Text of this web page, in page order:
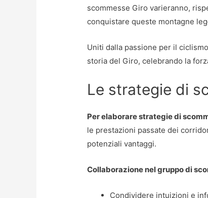
scommesse Giro varieranno,
conquistare queste montagne
Uniti dalla passione per il
storia del Giro, celebrando la
Le strategie di
Per elaborare strategie di
le prestazioni passate dei
potenziali vantaggi.
Collaborazione nel gruppo di
Condividere intuizioni e